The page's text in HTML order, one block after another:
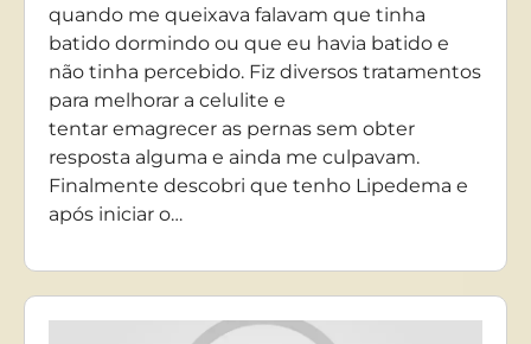
quando me queixava falavam que tinha
batido dormindo ou que eu havia batido e
não tinha percebido. Fiz diversos tratamentos
para melhorar a celulite e
tentar emagrecer as pernas sem obter
resposta alguma e ainda me culpavam.
Finalmente descobri que tenho Lipedema e
após iniciar o…